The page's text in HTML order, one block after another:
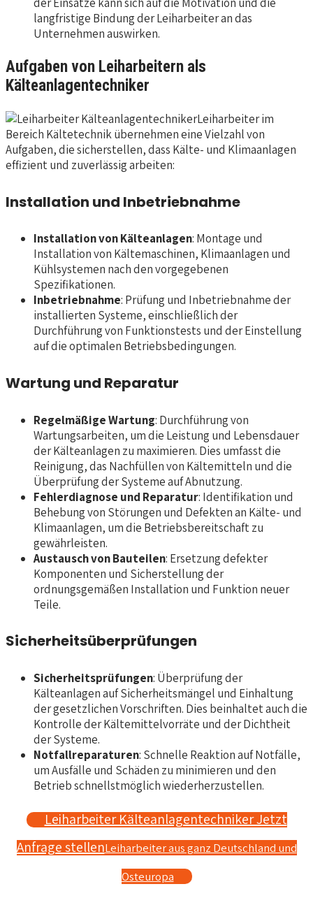
langfristige Bindung der Leiharbeiter an das
Unternehmen auswirken.
Aufgaben von Leiharbeitern als
Kälteanlagentechniker
Leiharbeiter im
Bereich Kältetechnik übernehmen eine Vielzahl von
Aufgaben, die sicherstellen, dass Kälte- und Klimaanlagen
effizient und zuverlässig arbeiten:
Installation und Inbetriebnahme
Installation von Kälteanlagen: Montage und
Installation von Kältemaschinen, Klimaanlagen und
Kühlsystemen nach den vorgegebenen
Spezifikationen.
Inbetriebnahme: Prüfung und Inbetriebnahme der
installierten Systeme, einschließlich der
Durchführung von Funktionstests und der Einstellung
auf die optimalen Betriebsbedingungen.
Wartung und Reparatur
Regelmäßige Wartung: Durchführung von
Wartungsarbeiten, um die Leistung und Lebensdauer
der Kälteanlagen zu maximieren. Dies umfasst die
Reinigung, das Nachfüllen von Kältemitteln und die
Überprüfung der Systeme auf Abnutzung.
Fehlerdiagnose und Reparatur: Identifikation und
Behebung von Störungen und Defekten an Kälte- und
Klimaanlagen, um die Betriebsbereitschaft zu
gewährleisten.
Austausch von Bauteilen: Ersetzung defekter
Komponenten und Sicherstellung der
ordnungsgemäßen Installation und Funktion neuer
Teile.
Sicherheitsüberprüfungen
Sicherheitsprüfungen: Überprüfung der
Kälteanlagen auf Sicherheitsmängel und Einhaltung
der gesetzlichen Vorschriften. Dies beinhaltet auch die
Kontrolle der Kältemittelvorräte und der Dichtheit
der Systeme.
Notfallreparaturen: Schnelle Reaktion auf Notfälle,
um Ausfälle und Schäden zu minimieren und den
Betrieb schnellstmöglich wiederherzustellen.
Leiharbeiter Kälteanlagentechniker Jetzt
Anfrage stellenLeiharbeiter aus ganz Deutschland und
Osteuropa